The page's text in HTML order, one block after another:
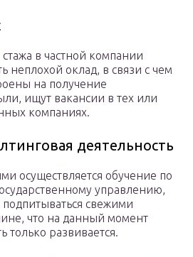
в частной компании
неплохой оклад, в связи с чем
на получение
ищут вакансии в тех или
компаниях.
деятельность
осуществляется обучение по
управлению,
подпитываться свежими
что на данный момент
только развивается.